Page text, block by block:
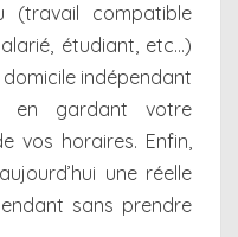
(travail compatible
étudiant, etc…)
indépendant
en gardant votre
vos horaires. Enfin,
une réelle
sans prendre